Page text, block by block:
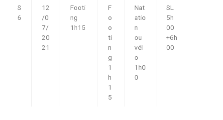
S
6
12
/0
7/
20
21
Footi
ng
1h15
F
o
o
ti
n
g
1
h
1
5
Nat
atio
n
ou
vél
o
1h0
0
SL
5h
00
+6h
00